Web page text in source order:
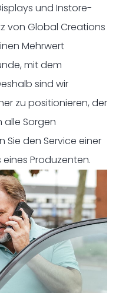
und Instore-
von Global Creations
Mehrwert
mit dem
sind wir
zu positionieren, der
alle Sorgen
Sie den Service einer
Produzenten.